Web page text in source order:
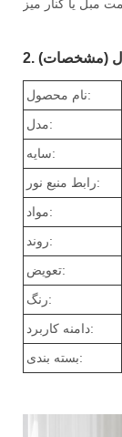
(مشخصات)
نام محصول:
مدل:
سایه:
رابط منبع نور:
مواد:
روند:
تعویض:
رنگ:
دامنه کاربرد:
بسته بندی: